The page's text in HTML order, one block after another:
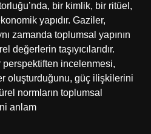
bir kimlik, bir ritüel,
yapıdır. Gaziler,
zamanda toplumsal yapının
taşıyıcılarıdır.
incelenmesi,
oluşturduğunu, güç ilişkilerini
normların toplumsal
anlam